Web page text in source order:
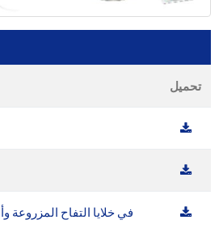
تحميل